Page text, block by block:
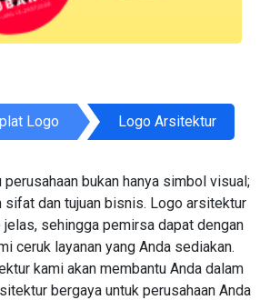
Logo Logo Arsitektur
bukan hanya simbol visual;
sifat dan tujuan bisnis. Logo arsitektur
jelas, sehingga pemirsa dapat dengan
ceruk layanan yang Anda sediakan.
kami akan membantu Anda dalam
bergaya untuk perusahaan Anda